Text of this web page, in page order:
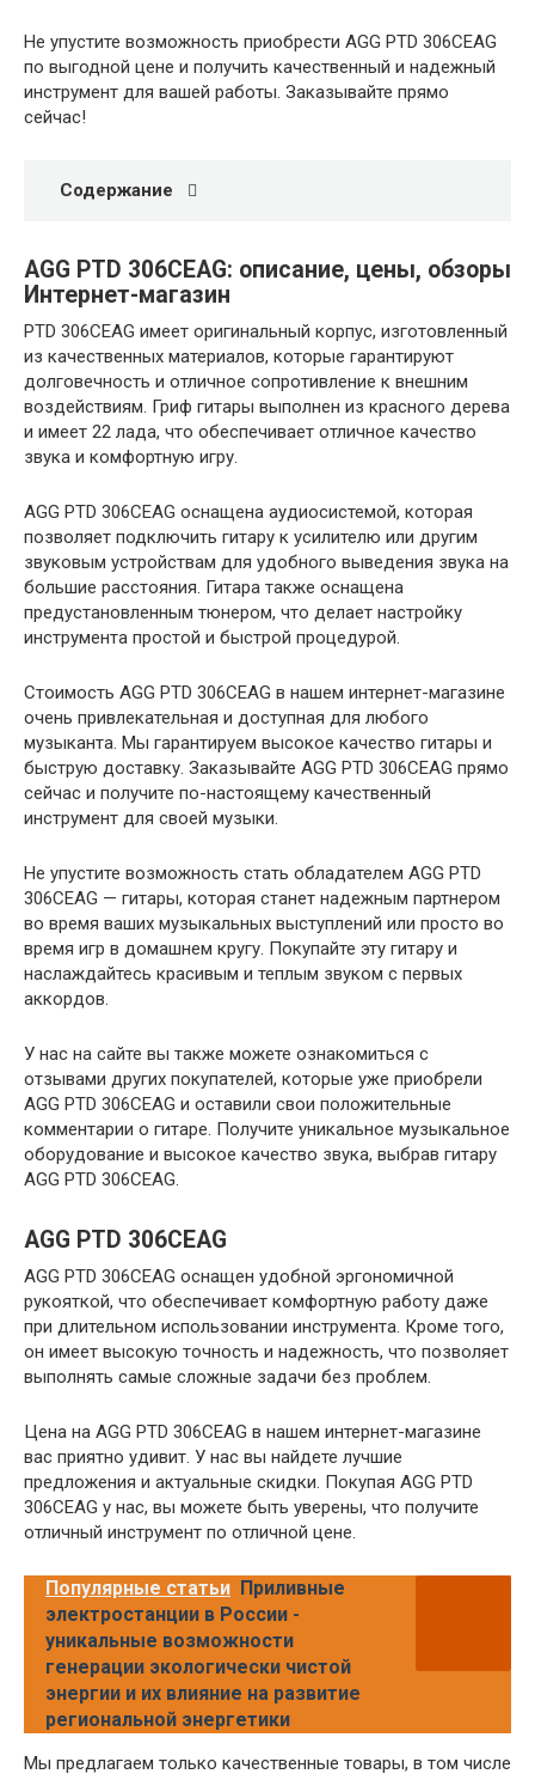
Не упустите возможность приобрести AGG PTD 306CEAG
по выгодной цене и получить качественный и надежный
инструмент для вашей работы. Заказывайте прямо
сейчас!
Содержание
AGG PTD 306CEAG: описание, цены, обзоры
Интернет-магазин
PTD 306CEAG имеет оригинальный корпус, изготовленный
из качественных материалов, которые гарантируют
долговечность и отличное сопротивление к внешним
воздействиям. Гриф гитары выполнен из красного дерева
и имеет 22 лада, что обеспечивает отличное качество
звука и комфортную игру.
AGG PTD 306CEAG оснащена аудиосистемой, которая
позволяет подключить гитару к усилителю или другим
звуковым устройствам для удобного выведения звука на
большие расстояния. Гитара также оснащена
предустановленным тюнером, что делает настройку
инструмента простой и быстрой процедурой.
Стоимость AGG PTD 306CEAG в нашем интернет-магазине
очень привлекательная и доступная для любого
музыканта. Мы гарантируем высокое качество гитары и
быструю доставку. Заказывайте AGG PTD 306CEAG прямо
сейчас и получите по-настоящему качественный
инструмент для своей музыки.
Не упустите возможность стать обладателем AGG PTD
306CEAG — гитары, которая станет надежным партнером
во время ваших музыкальных выступлений или просто во
время игр в домашнем кругу. Покупайте эту гитару и
наслаждайтесь красивым и теплым звуком с первых
аккордов.
У нас на сайте вы также можете ознакомиться с
отзывами других покупателей, которые уже приобрели
AGG PTD 306CEAG и оставили свои положительные
комментарии о гитаре. Получите уникальное музыкальное
оборудование и высокое качество звука, выбрав гитару
AGG PTD 306CEAG.
AGG PTD 306CEAG
AGG PTD 306CEAG оснащен удобной эргономичной
рукояткой, что обеспечивает комфортную работу даже
при длительном использовании инструмента. Кроме того,
он имеет высокую точность и надежность, что позволяет
выполнять самые сложные задачи без проблем.
Цена на AGG PTD 306CEAG в нашем интернет-магазине
вас приятно удивит. У нас вы найдете лучшие
предложения и актуальные скидки. Покупая AGG PTD
306CEAG у нас, вы можете быть уверены, что получите
отличный инструмент по отличной цене.
Популярные статьи Приливные
электростанции в России -
уникальные возможности
генерации экологически чистой
энергии и их влияние на развитие
региональной энергетики
Мы предлагаем только качественные товары, в том числе